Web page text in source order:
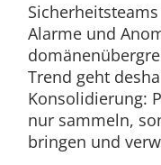
Alarme und
Trend geht
Konsolidierung:
nur sammeln,
bringen und